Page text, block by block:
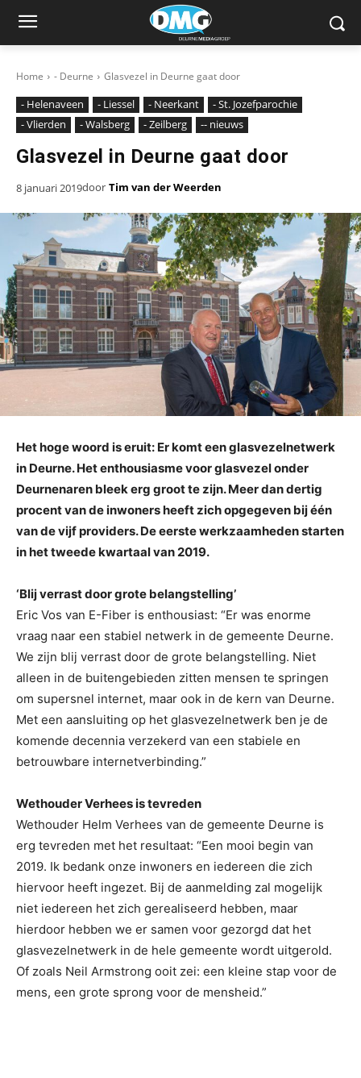
Home - Deurne Glasvezel in Deurne gaat door
- Helenaveen - Liessel - Neerkant
- St. Jozefparochie
- Vlierden
- Walsberg - Zeilberg -- nieuws
Glasvezel in Deurne gaat door
8 januari 2019door Tim van der Weerden
Het hoge woord is eruit: Er komt een glasvezelnetwerk
in Deurne. Het enthousiasme voor glasvezel onder
Deurnenaren bleek erg groot te zijn. Meer dan dertig
procent van de inwoners heeft zich opgegeven bij één
van de vijf providers. De eerste werkzaamheden starten
in het tweede kwartaal van 2019.
‘Blij verrast door grote belangstelling’
Eric Vos van E-Fiber is enthousiast: “Er was enorme
vraag naar een stabiel netwerk in de gemeente Deurne.
We zijn blij verrast door de grote belangstelling. Niet
alleen in de buitengebieden zitten mensen te springen
om supersnel internet, maar ook in de kern van Deurne.
Met een aansluiting op het glasvezelnetwerk ben je de
komende decennia verzekerd van een stabiele en
betrouwbare internetverbinding.”
Wethouder Verhees is tevreden
Wethouder Helm Verhees van de gemeente Deurne is
erg tevreden met het resultaat: “Een mooi begin van
2019. Ik bedank onze inwoners en iedereen die zich
hiervoor heeft ingezet. Bij de aanmelding zal mogelijk
niet iedereen het zich gerealiseerd hebben, maar
hierdoor hebben we er samen voor gezorgd dat het
glasvezelnetwerk in de hele gemeente wordt uitgerold.
Of zoals Neil Armstrong ooit zei: een kleine stap voor de
mens, een grote sprong voor de mensheid.”